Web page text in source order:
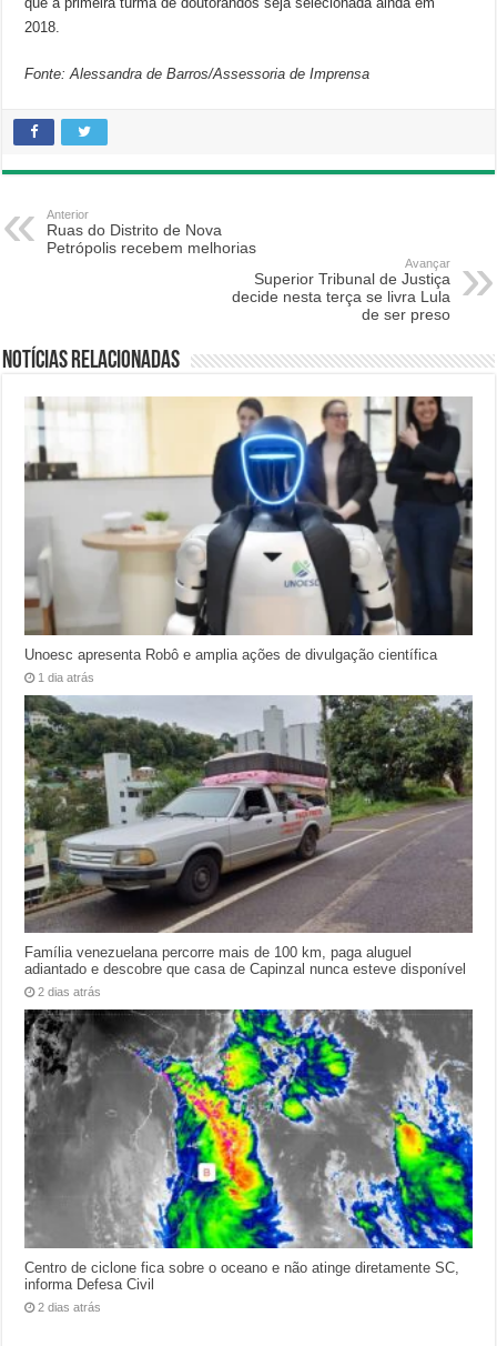
2018.
Fonte: Alessandra de Barros/Assessoria de Imprensa
Anterior
Ruas do Distrito de Nova
Petrópolis recebem melhorias
Avançar
Superior Tribunal de Justiça
decide nesta terça se livra Lula
de ser preso
Notícias relacionadas
Unoesc apresenta Robô e amplia ações de divulgação científica
1 dia atrás
Família venezuelana percorre mais de 100 km, paga aluguel
adiantado e descobre que casa de Capinzal nunca esteve disponível
2 dias atrás
Centro de ciclone fica sobre o oceano e não atinge diretamente SC,
informa Defesa Civil
2 dias atrás